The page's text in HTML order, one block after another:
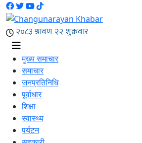
मुख्य समाचार
समाचार
जनप्रतिनिधि
पूर्वाधार
शिक्षा
स्वास्थ्य
पर्यटन